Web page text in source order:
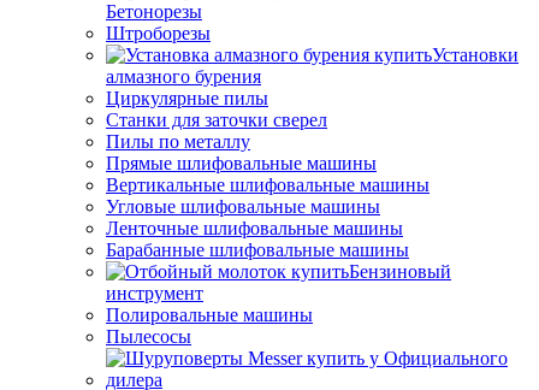
Бетонорезы
Штроборезы
Установки
алмазного бурения
Циркулярные пилы
Станки для заточки сверел
Пилы по металлу
Прямые шлифовальные машины
Вертикальные шлифовальные машины
Угловые шлифовальные машины
Ленточные шлифовальные машины
Барабанные шлифовальные машины
Бензиновый
инструмент
Полировальные машины
Пылесосы